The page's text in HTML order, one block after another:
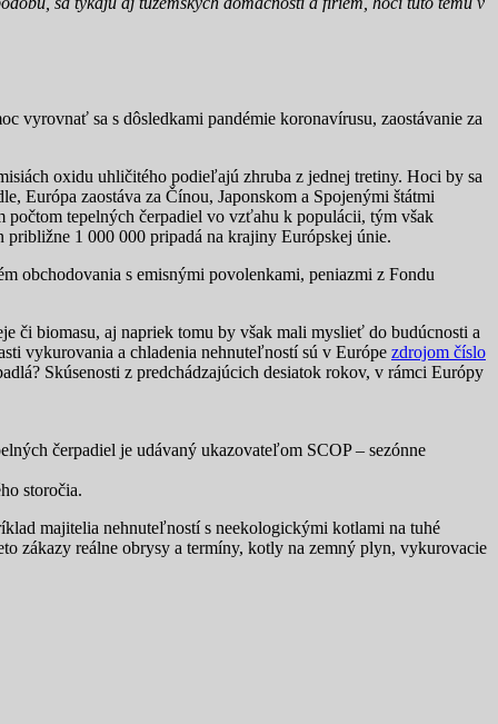
vyrovnať sa s dôsledkami pandémie koronavírusu, zaostávanie za
oxidu uhličitého podieľajú zhruba z jednej tretiny. Hoci by sa
Európa zaostáva za Čínou, Japonskom a Spojenými štátmi
tepelných čerpadiel vo vzťahu k populácii, tým však
1 000 000 pripadá na krajiny Európskej únie.
obchodovania s emisnými povolenkami, peniazmi z Fondu
či biomasu, aj napriek tomu by však mali myslieť do budúcnosti a
vykurovania a chladenia nehnuteľností sú v Európe zdrojom číslo
Skúsenosti z predchádzajúcich desiatok rokov, v rámci Európy
čerpadiel je udávaný ukazovateľom SCOP – sezónne
storočia.
majitelia nehnuteľností s neekologickými kotlami na tuhé
zákazy reálne obrysy a termíny, kotly na zemný plyn, vykurovacie